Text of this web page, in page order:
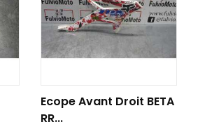
Ecope Avant Droit BETA
RR...